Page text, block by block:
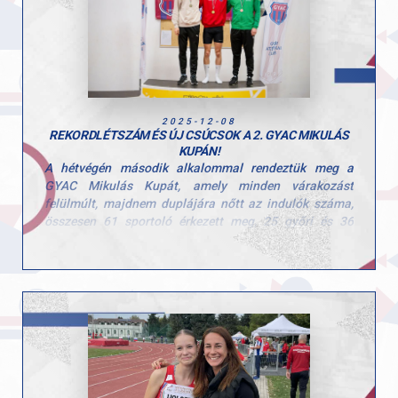
2025-12-08
REKORDLÉTSZÁM ÉS ÚJ CSÚCSOK A 2. GYAC MIKULÁS
KUPÁN!
A hétvégén második alkalommal rendeztük meg a
GYAC Mikulás Kupát, amely minden várakozást
felülmúlt, majdnem duplájára nőtt az indulók száma,
összesen 61 sportoló érkezett meg, 25 győri és 36
A legfiatalabb és a legidősebb korú versenyző között 23
sikerült megszólítani a versenyünkkel. Összesen 31
versenyző ért el új egyéni csúcsot, a férfiaknál pedig új
versenycsúcs született Böndör Márton GYAC-os
versenyző révén, aki 541 cm-el győzedelmeskedett.
Érem díjazásban részesültek minden korosztályban a